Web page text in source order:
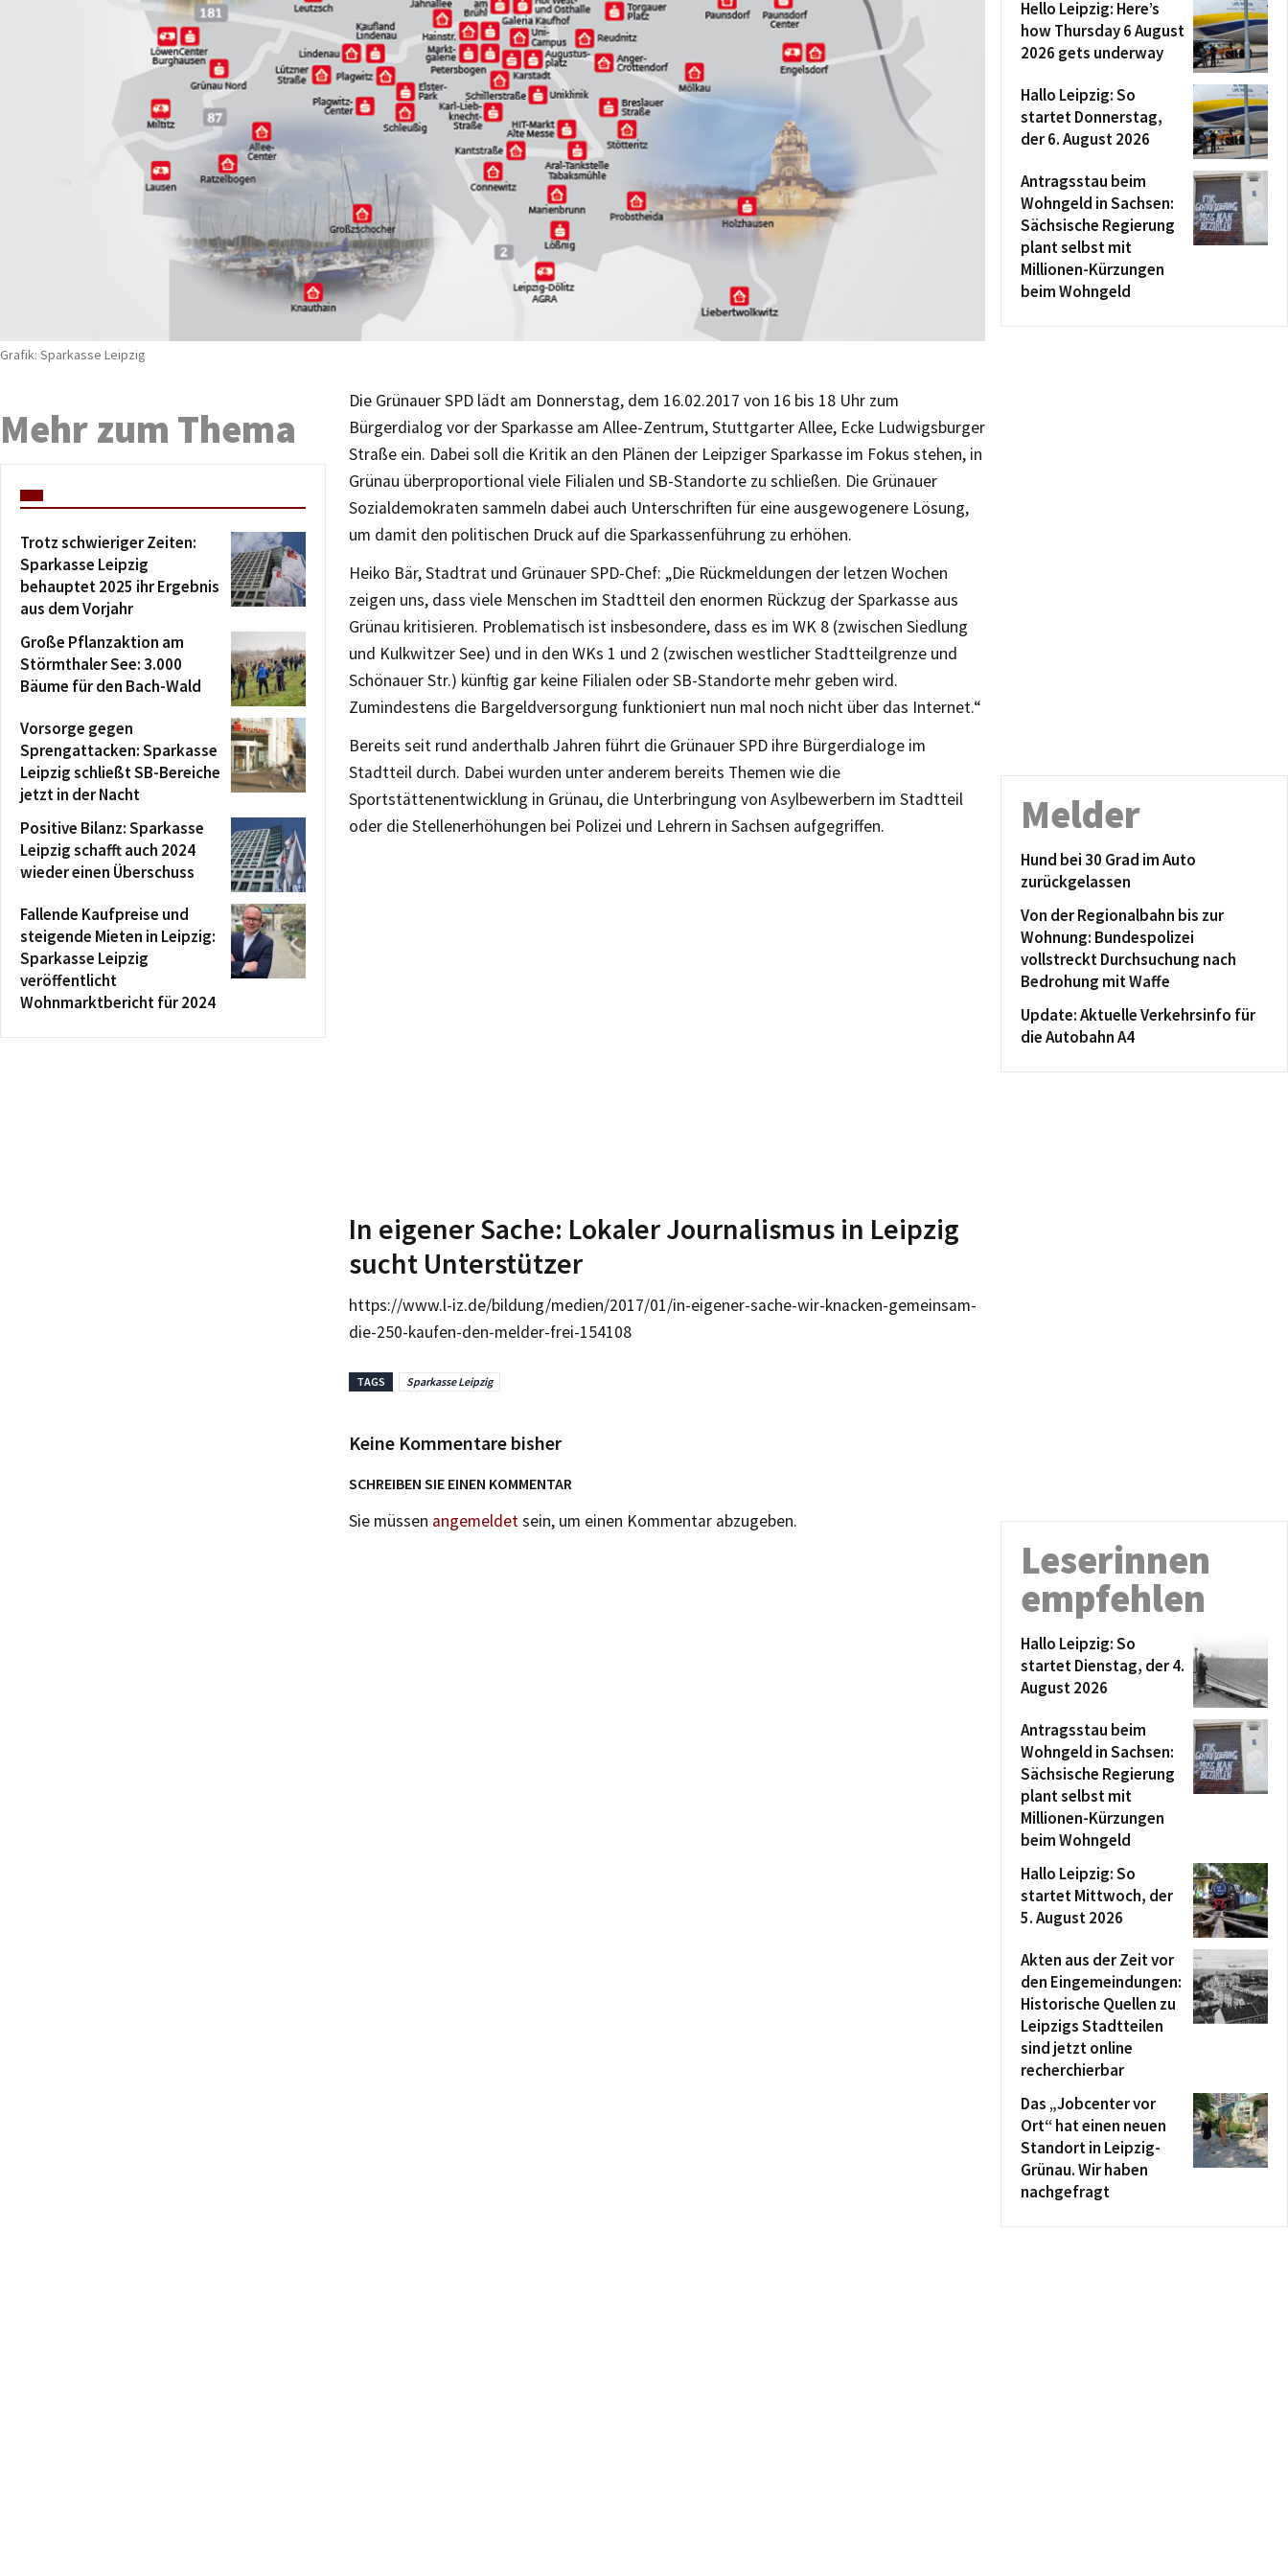
Grafik: Sparkasse Leipzig
Die Grünauer SPD lädt am Donnerstag, dem 16.02.2017 von 16 bis 18 Uhr zum
Bürgerdialog vor der Sparkasse am Allee-Zentrum, Stuttgarter Allee, Ecke Ludwigsburger
Straße ein. Dabei soll die Kritik an den Plänen der Leipziger Sparkasse im Fokus stehen, in
Grünau überproportional viele Filialen und SB-Standorte zu schließen. Die Grünauer
Sozialdemokraten sammeln dabei auch Unterschriften für eine ausgewogenere Lösung,
um damit den politischen Druck auf die Sparkassenführung zu erhöhen.
Heiko Bär, Stadtrat und Grünauer SPD-Chef: „Die Rückmeldungen der letzen Wochen
zeigen uns, dass viele Menschen im Stadtteil den enormen Rückzug der Sparkasse aus
Grünau kritisieren. Problematisch ist insbesondere, dass es im WK 8 (zwischen Siedlung
und Kulkwitzer See) und in den WKs 1 und 2 (zwischen westlicher Stadtteilgrenze und
Schönauer Str.) künftig gar keine Filialen oder SB-Standorte mehr geben wird.
Zumindestens die Bargeldversorgung funktioniert nun mal noch nicht über das Internet.“
Bereits seit rund anderthalb Jahren führt die Grünauer SPD ihre Bürgerdialoge im
Stadtteil durch. Dabei wurden unter anderem bereits Themen wie die
Sportstättenentwicklung in Grünau, die Unterbringung von Asylbewerbern im Stadtteil
oder die Stellenerhöhungen bei Polizei und Lehrern in Sachsen aufgegriffen.
In eigener Sache: Lokaler Journalismus in Leipzig
sucht Unterstützer
https://www.l-iz.de/bildung/medien/2017/01/in-eigener-sache-wir-knacken-gemeinsam-
die-250-kaufen-den-melder-frei-154108
TAGS Sparkasse Leipzig
Keine Kommentare bisher
SCHREIBEN SIE EINEN KOMMENTAR
Sie müssen angemeldetsein, um einen Kommentar abzugeben.
Mehr zum Thema
Trotz schwieriger Zeiten:
Sparkasse Leipzig
behauptet 2025 ihr Ergebnis
aus dem Vorjahr
Große Pflanzaktion am
Störmthaler See: 3.000
Bäume für den Bach-Wald
Vorsorge gegen
Sprengattacken: Sparkasse
Leipzig schließt SB-Bereiche
jetzt in der Nacht
Positive Bilanz: Sparkasse
Leipzig schafft auch 2024
wieder einen Überschuss
Fallende Kaufpreise und
steigende Mieten in Leipzig:
Sparkasse Leipzig
veröffentlicht
Wohnmarktbericht für 2024
Hello Leipzig: Here’s
how Thursday 6 August
2026 gets underway
Hallo Leipzig: So
startet Donnerstag,
der 6. August 2026
Antragsstau beim
Wohngeld in Sachsen:
Sächsische Regierung
plant selbst mit
Millionen-Kürzungen
beim Wohngeld
Melder
Hund bei 30 Grad im Auto
zurückgelassen
Von der Regionalbahn bis zur
Wohnung: Bundespolizei
vollstreckt Durchsuchung nach
Bedrohung mit Waffe
Update: Aktuelle Verkehrsinfo für
die Autobahn A4
Leserinnen
empfehlen
Hallo Leipzig: So
startet Dienstag, der 4.
August 2026
Antragsstau beim
Wohngeld in Sachsen:
Sächsische Regierung
plant selbst mit
Millionen-Kürzungen
beim Wohngeld
Hallo Leipzig: So
startet Mittwoch, der
5. August 2026
Akten aus der Zeit vor
den Eingemeindungen:
Historische Quellen zu
Leipzigs Stadtteilen
sind jetzt online
recherchierbar
Das „Jobcenter vor
Ort“ hat einen neuen
Standort in Leipzig-
Grünau. Wir haben
nachgefragt